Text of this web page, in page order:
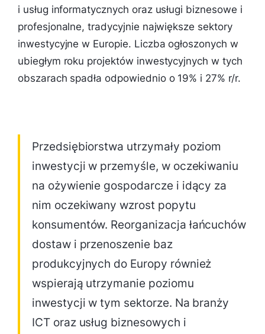
i usług informatycznych oraz usługi biznesowe i
profesjonalne, tradycyjnie największe sektory
inwestycyjne w Europie. Liczba ogłoszonych w
ubiegłym roku projektów inwestycyjnych w tych
obszarach spadła odpowiednio o 19% i 27% r/r.
Przedsiębiorstwa utrzymały poziom
inwestycji w przemyśle, w oczekiwaniu
na ożywienie gospodarcze i idący za
nim oczekiwany wzrost popytu
konsumentów. Reorganizacja łańcuchów
dostaw i przenoszenie baz
produkcyjnych do Europy również
wspierają utrzymanie poziomu
inwestycji w tym sektorze. Na branży
ICT oraz usług biznesowych i